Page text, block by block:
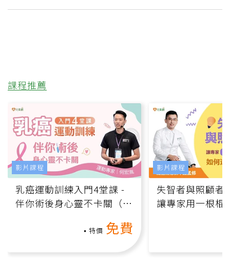
課程推薦
乳癌運動訓練入門4堂課 -
伴你術後身心靈不卡關（線
特價 免費
影片課程
失智者與照顧者
讓專家用一根棍
影片課程